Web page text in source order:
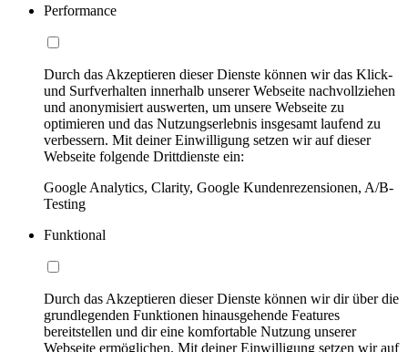
Performance
Durch das Akzeptieren dieser Dienste können wir das Klick-
und Surfverhalten innerhalb unserer Webseite nachvollziehen
und anonymisiert auswerten, um unsere Webseite zu
optimieren und das Nutzungserlebnis insgesamt laufend zu
verbessern. Mit deiner Einwilligung setzen wir auf dieser
Webseite folgende Drittdienste ein:
Google Analytics, Clarity, Google Kundenrezensionen, A/B-
Testing
Funktional
Durch das Akzeptieren dieser Dienste können wir dir über die
grundlegenden Funktionen hinausgehende Features
bereitstellen und dir eine komfortable Nutzung unserer
Webseite ermöglichen. Mit deiner Einwilligung setzen wir auf